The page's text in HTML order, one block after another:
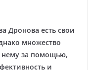
Дронова есть свои
множество
нему за помощью,
и